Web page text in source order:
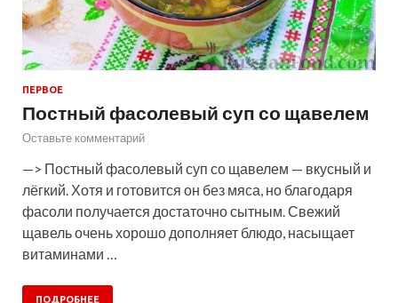
ПЕРВОЕ
Постный фасолевый суп со щавелем
Оставьте комментарий
—> Постный фасолевый суп со щавелем — вкусный и
лёгкий. Хотя и готовится он без мяса, но благодаря
фасоли получается достаточно сытным. Свежий
щавель очень хорошо дополняет блюдо, насыщает
витаминами …
ПОДРОБНЕЕ